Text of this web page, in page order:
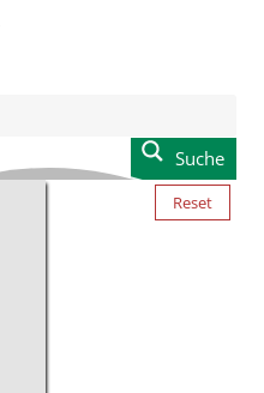
Suche
Reset